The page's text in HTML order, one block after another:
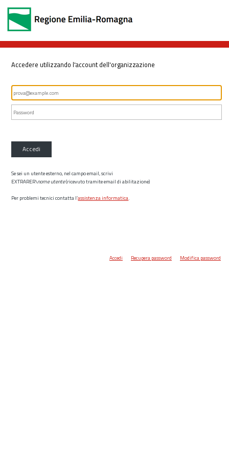
Accedere utilizzando l'account dell'organizzazione
Accedi
Se sei un utente esterno, nel campo email, scrivi
EXTRARER\nome utente(ricevuto tramite email di abilitazione)
Per problemi tecnici contatta l’assistenza informatica.
Accedi Recupera password Modifica password